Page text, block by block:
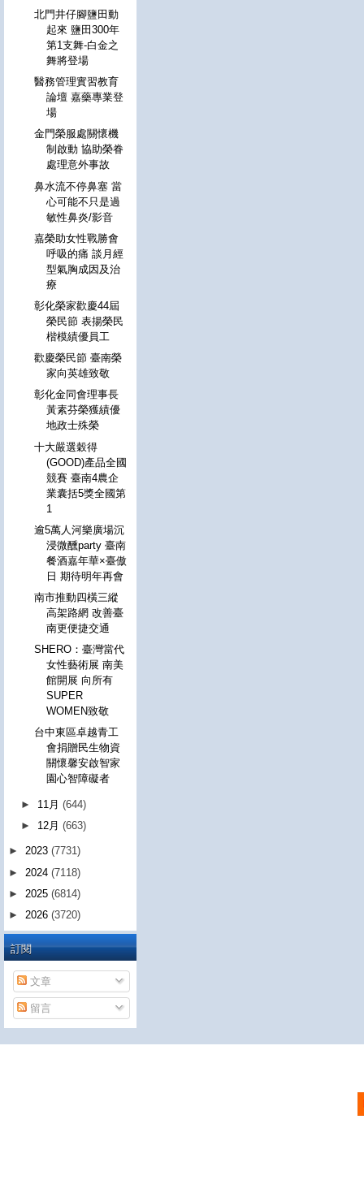
北門井仔腳鹽田動
起來 鹽田300年
第1支舞-白金之
舞將登場
醫務管理實習教育
論壇 嘉藥專業登
場
金門榮服處關懷機
制啟動 協助榮眷
處理意外事故
鼻水流不停鼻塞 當
心可能不只是過
敏性鼻炎/影音
嘉榮助女性戰勝會
呼吸的痛 談月經
型氣胸成因及治
療
彰化榮家歡慶44屆
榮民節 表揚榮民
楷模績優員工
歡慶榮民節 臺南榮
家向英雄致敬
彰化金同會理事長
黃素芬榮獲績優
地政士殊榮
十大嚴選穀得
(GOOD)產品全國
競賽 臺南4農企
業囊括5獎全國第
1
逾5萬人河樂廣場沉
浸微醺party 臺南
餐酒嘉年華×臺傲
日 期待明年再會
南市推動四橫三縱
高架路網 改善臺
南更便捷交通
SHERO：臺灣當代
女性藝術展 南美
館開展 向所有
SUPER
WOMEN致敬
台中東區卓越青工
會捐贈民生物資
關懷馨安啟智家
園心智障礙者
► 11月(644)
► 12月(663)
► 2023 (7731)
► 2024 (7118)
► 2025 (6814)
► 2026 (3720)
訂閱
文章
留言